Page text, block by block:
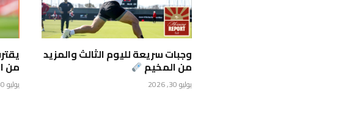
وجبات سريعة لليوم الثالث والمزيد
من المخيم
يوليو 30, 2026
من
يوليو 30, 2026